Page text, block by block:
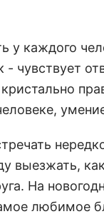
у каждого
- чувствует
выезжать,
На
любимое